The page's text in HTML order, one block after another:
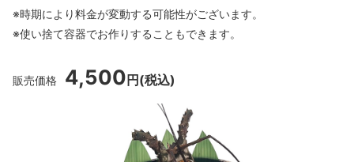
※時期により料金が変動する可能性がございます。
※使い捨て容器でお作りすることもできます。
販売価格 4,500 円 (税込)